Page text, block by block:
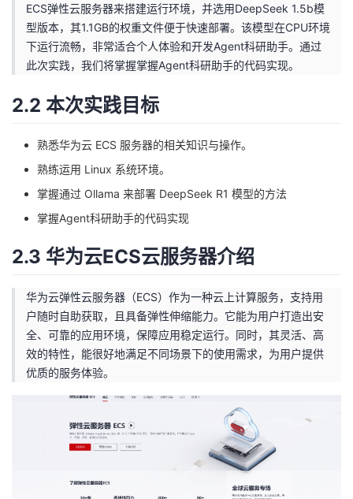
我
的
课
程
我
的
认
证
我
的
实
验
我
的
收
藏
的
技
术
持
我
的
云
建
议
ECS弹性云服务器来搭建运行环境，并选用DeepSeek 1.5b模
型版本，其1.1GB的权重文件便于快速部署。该模型在CPU环境
下运行流畅，非常适合个人体验和开发Agent科研助手。通过
此次实践，我们将掌握掌握Agent科研助手的代码实现。
2.2 本次实践目标
熟悉华为云 ECS 服务器的相关知识与操作。​
熟练运用 Linux 系统环境。​
掌握通过 Ollama 来部署 DeepSeek R1 模型的方法
掌握Agent科研助手的代码实现
2.3 华为云ECS云服务器介绍
华为云弹性云服务器（ECS）作为一种云上计算服务，支持用
户随时自助获取，且具备弹性伸缩能力。它能为用户打造出安
全、可靠的应用环境，保障应用稳定运行。同时，其灵活、高
效的特性，能很好地满足不同场景下的使用需求，为用户提供
优质的服务体验。